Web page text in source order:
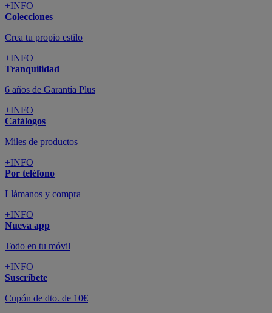
+INFO
Colecciones
Crea tu propio estilo
+INFO
Tranquilidad
6 años de Garantía Plus
+INFO
Catálogos
Miles de productos
+INFO
Por teléfono
Llámanos y compra
+INFO
Nueva app
Todo en tu móvil
+INFO
Suscríbete
Cupón de dto. de 10€